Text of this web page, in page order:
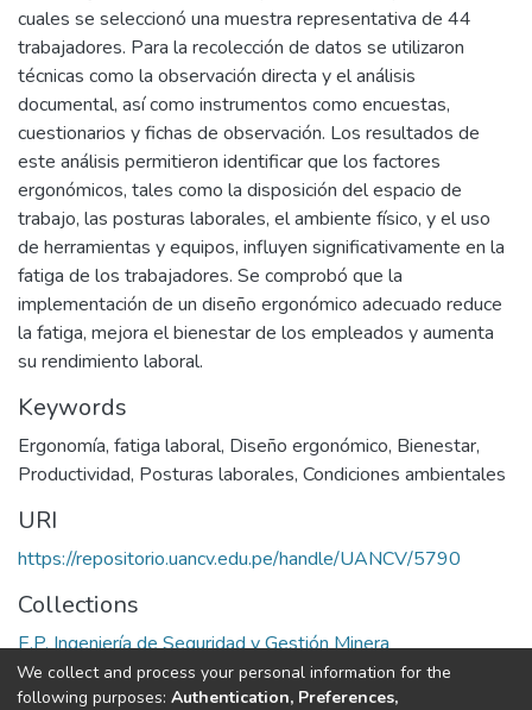
cuales se seleccionó una muestra representativa de 44
trabajadores. Para la recolección de datos se utilizaron
técnicas como la observación directa y el análisis
documental, así como instrumentos como encuestas,
cuestionarios y fichas de observación. Los resultados de
este análisis permitieron identificar que los factores
ergonómicos, tales como la disposición del espacio de
trabajo, las posturas laborales, el ambiente físico, y el uso
de herramientas y equipos, influyen significativamente en la
fatiga de los trabajadores. Se comprobó que la
implementación de un diseño ergonómico adecuado reduce
la fatiga, mejora el bienestar de los empleados y aumenta
su rendimiento laboral.
Keywords
Ergonomía, fatiga laboral, Diseño ergonómico, Bienestar,
Productividad, Posturas laborales, Condiciones ambientales
URI
https://repositorio.uancv.edu.pe/handle/UANCV/5790
Collections
E.P. Ingeniería de Seguridad y Gestión Minera
Full item page
We collect and process your personal information for the
following purposes: Authentication, Preferences,